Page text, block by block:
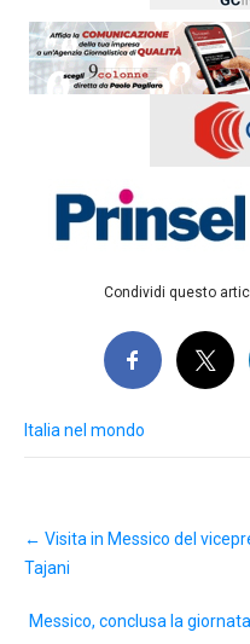
Condividi questo
Italia nel mondo
navigation
← Visita in Messico del
Tajani
Messico, conclusa la